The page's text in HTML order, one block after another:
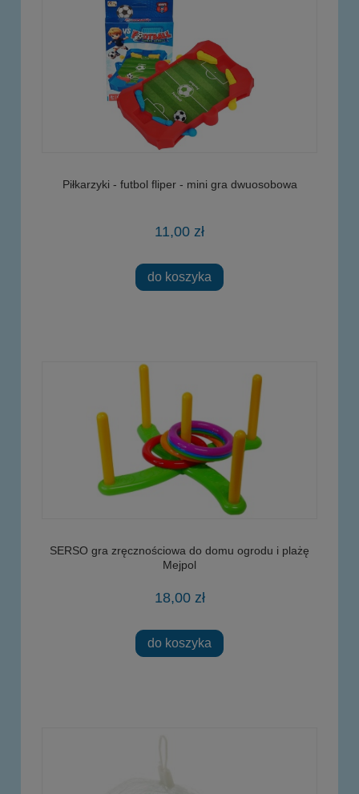
Piłkarzyki - futbol fliper - mini gra dwuosobowa
11,00 zł
do koszyka
SERSO gra zręcznościowa do domu ogrodu i plażę
Mejpol
18,00 zł
do koszyka